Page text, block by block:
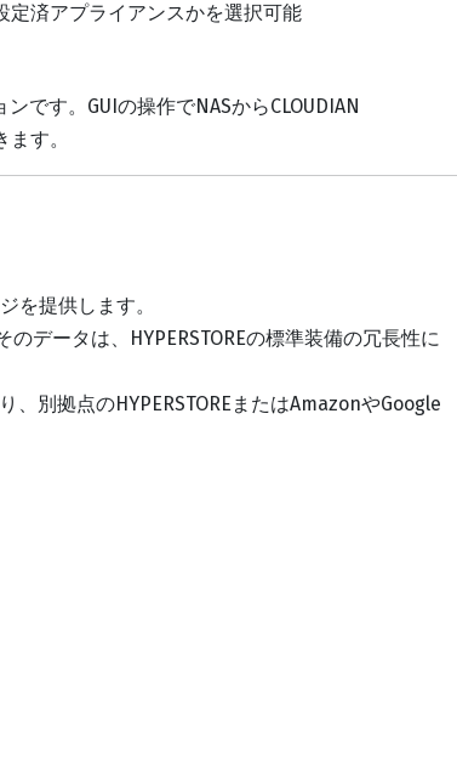
定済アプライアンスかを選択可能
です。GUIの操作でNASからCLOUDIAN
す。
を提供します。
データは、HYPERSTOREの標準装備の冗長性に
別拠点のHYPERSTOREまたはAmazonやGoogle